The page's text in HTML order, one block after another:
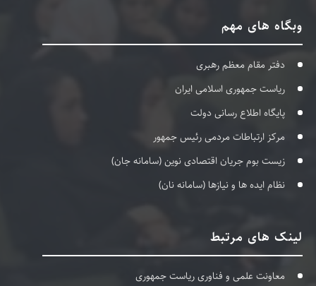
وبگاه های مهم
دفتر مقام معظم رهبری
ریاست جمهوری اسلامی ایران
پایگاه اطلاع رسانی دولت
مرکز ارتباطات مردمی رئیس جمهور
زیست بوم جریان اقتصادی نوین (سامانه جان)
نظام ایده ها و نیازها (سامانه نان)
لینک های مرتبط
معاونت علمی و فناوری ریاست جمهوری